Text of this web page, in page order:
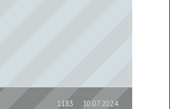
10.07.2024
1183